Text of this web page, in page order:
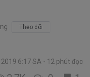
Theo dõi
6:17 SA 12 phút đọc